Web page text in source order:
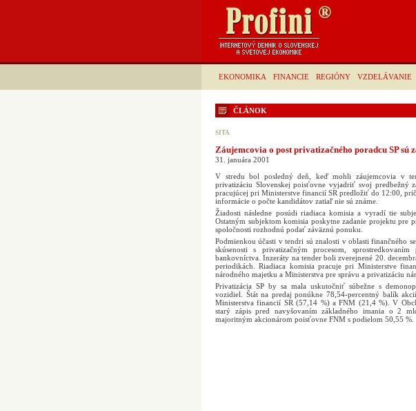
EKONOMIKA FINANCIE REGIÓNY VZDELÁVANIE
ČLÁNOK
SITA
Záujemcovia o post privatizačného poradcu SP sú
31. januára 2001
V stredu bol posledný deň, keď mohli záujemcovia v
privatizáciu Slovenskej poisťovne vyjadriť svoj predbežný
pracujúcej pri Ministerstve financií SR predložiť do 12:00,
informácie o počte kandidátov zatiaľ nie sú známe.
Žiadosti následne posúdi riadiaca komisia a vyradí tie
Ostatným subjektom komisia poskytne zadanie projektu pre
spoločnosti rozhodnú podať záväznú ponuku.
Podmienkou účasti v tendri sú znalosti v oblasti finančného
skúsenosti s privatizačným procesom,
bankovníctva. Inzeráty na tender boli zverejnené 20.
periodikách. Riadiaca komisia pracuje pri Ministerstve
národného majetku a Ministerstva pre správu a privatizáciu
Privatizácia SP by sa mala uskutočniť súbežne s
vozidiel. Štát na predaj ponúkne 78,54-percentný balík
Ministerstva financií SR (57,14 %) a FNM (21,4 %). V
starý zápis pred navyšovaním základného imania o 2
majoritným akcionárom poisťovne FNM s podielom 50,55 %.